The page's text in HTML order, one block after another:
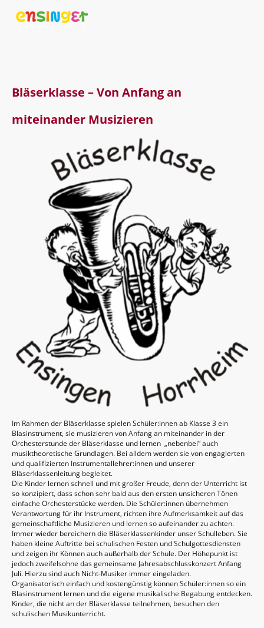
Bläserklasse – Von Anfang an
miteinander Musizieren
Im Rahmen der Bläserklasse spielen Schüler:innen ab Klasse 3 ein
Blasinstrument, sie musizieren von Anfang an miteinander in der
Orchesterstunde der Bläserklasse und lernen „nebenbei“ auch
musiktheoretische Grundlagen. Bei alldem werden sie von engagierten
und qualifizierten Instrumentallehrer:innen und unserer
Bläserklassenleitung begleitet.
Die Kinder lernen schnell und mit großer Freude, denn der Unterricht ist
so konzipiert, dass schon sehr bald aus den ersten unsicheren Tönen
einfache Orchesterstücke werden. Die Schüler:innen übernehmen
Verantwortung für ihr Instrument, richten ihre Aufmerksamkeit auf das
gemeinschaftliche Musizieren und lernen so aufeinander zu achten.
Immer wieder bereichern die Bläserklassenkinder unser Schulleben. Sie
haben kleine Auftritte bei schulischen Festen und Schulgottesdiensten
und zeigen ihr Können auch außerhalb der Schule. Der Höhepunkt ist
jedoch zweifelsohne das gemeinsame Jahresabschlusskonzert Anfang
Juli. Hierzu sind auch Nicht-Musiker immer eingeladen.
Organisatorisch einfach und kostengünstig können Schüler:innen so ein
Blasinstrument lernen und die eigene musikalische Begabung entdecken.
Kinder, die nicht an der Bläserklasse teilnehmen, besuchen den
schulischen Musikunterricht.